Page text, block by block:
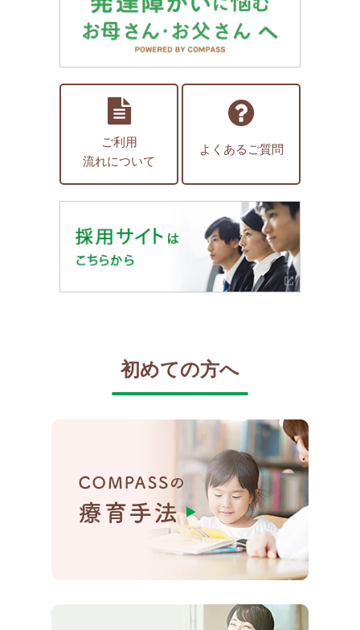
ご利用
流れについて
よくあるご質問
初めての方へ